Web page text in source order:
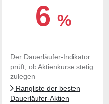
6 %
Der Dauerläufer-Indikator
prüft, ob Aktienkurse stetig
zulegen.
Rangliste der besten
Dauerläufer-Aktien